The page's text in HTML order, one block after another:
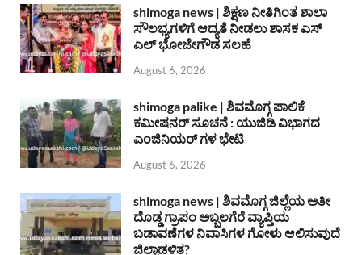
shimoga news | ಶಿಕ್ಷಣ ನೀತಿಗಿಂತ ಶಾಲಾ
ಸೌಲಭ್ಯಗಳಿಗೆ ಆದ್ಯತೆ ನೀಡಲು ಶಾಸಕ ಎಸ್
ಎಲ್ ಭೋಜೇಗೌಡ ಸಲಹೆ
August 6, 2026
shimoga palike | ಶಿವಮೊಗ್ಗ ಪಾಲಿಕೆ
ಕಮೀಷನರ್ ಸೂಚನೆ : ಯುಜಿಡಿ ವಿಭಾಗದ
ಎಂಜಿನಿಯರ್ ಗಳ ಭೇಟಿ
August 6, 2026
shimoga news | ಶಿವಮೊಗ್ಗ ಜಿಲ್ಲೆಯ ಅತೀ
ದೊಡ್ಡ ಗ್ರಾಪಂ ಅಬ್ಬಲಗೆರೆ ವ್ಯಾಪ್ತಿಯ
ಬಡಾವಣೆಗಳ ನಿವಾಸಿಗಳ ಗೋಳು ಆಲಿಸುವುದೆ
ಜಿಲ್ಲಾಡಳಿತ?